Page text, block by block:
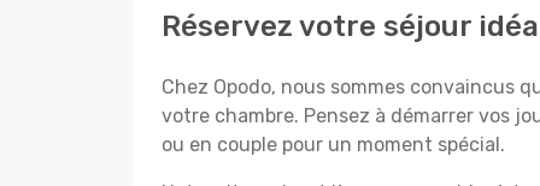
Réservez votre séjour
Chez Opodo, nous sommes convaincus
votre chambre. Pensez à démarrer vos
ou en couple pour un moment spécial.